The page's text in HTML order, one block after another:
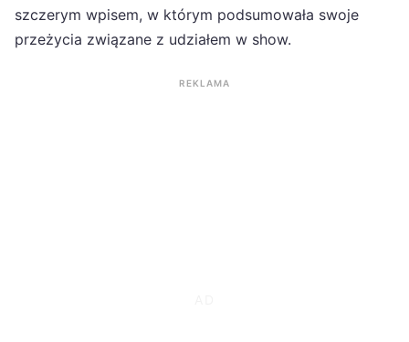
szczerym wpisem, w którym podsumowała swoje
przeżycia związane z udziałem w show.
REKLAMA